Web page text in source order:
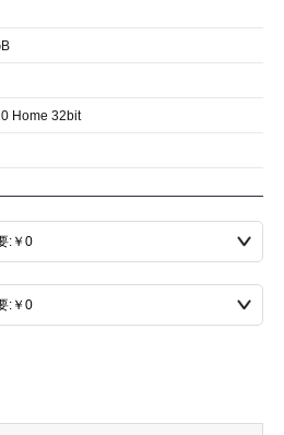
Home 32bit